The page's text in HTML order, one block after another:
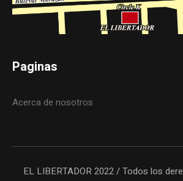
Paginas
Acerca de nosotros
EL LIBERTADOR 2022 / Todos los